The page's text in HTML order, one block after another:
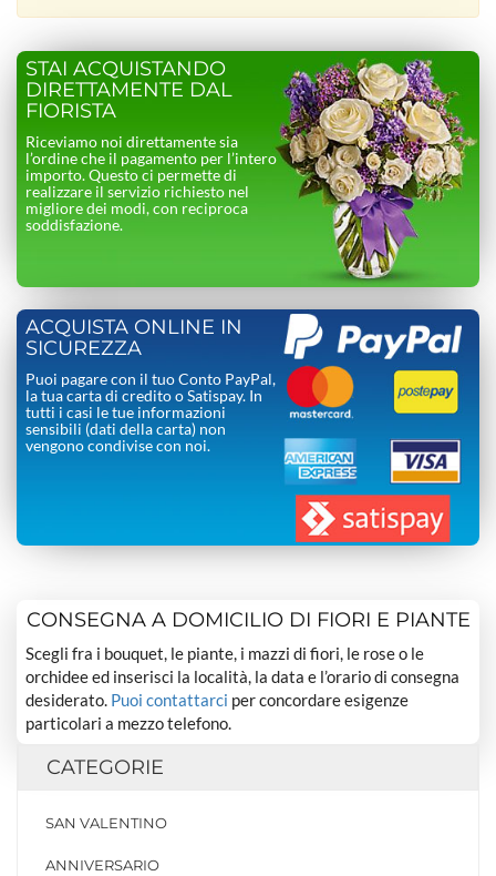
STAI ACQUISTANDO
DIRETTAMENTE DAL
FIORISTA
Riceviamo noi direttamente sia
l’ordine che il pagamento per l’intero
importo. Questo ci permette di
realizzare il servizio richiesto nel
migliore dei modi, con reciproca
soddisfazione.
ACQUISTA ONLINE IN
SICUREZZA
Puoi pagare con il tuo Conto PayPal,
la tua carta di credito o Satispay. In
tutti i casi le tue informazioni
sensibili (dati della carta) non
vengono condivise con noi.
CONSEGNA A DOMICILIO DI FIORI E PIANTE
Scegli fra i bouquet, le piante, i mazzi di fiori, le rose o le
orchidee ed inserisci la località, la data e l’orario di consegna
desiderato. Puoi contattarci per concordare esigenze
particolari a mezzo telefono.
CATEGORIE
SAN VALENTINO
ANNIVERSARIO